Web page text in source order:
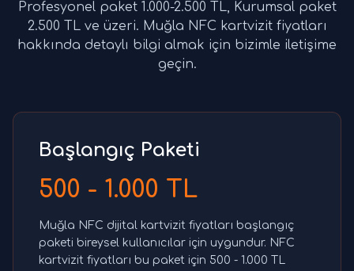
Profesyonel paket 1.000-2.500 TL, Kurumsal paket
2.500 TL ve üzeri. Muğla NFC kartvizit fiyatları
hakkında detaylı bilgi almak için bizimle iletişime
geçin.
Başlangıç Paketi
500 - 1.000 TL
Muğla NFC dijital kartvizit fiyatları başlangıç
paketi bireysel kullanıcılar için uygundur. NFC
kartvizit fiyatları bu paket için 500 - 1.000 TL